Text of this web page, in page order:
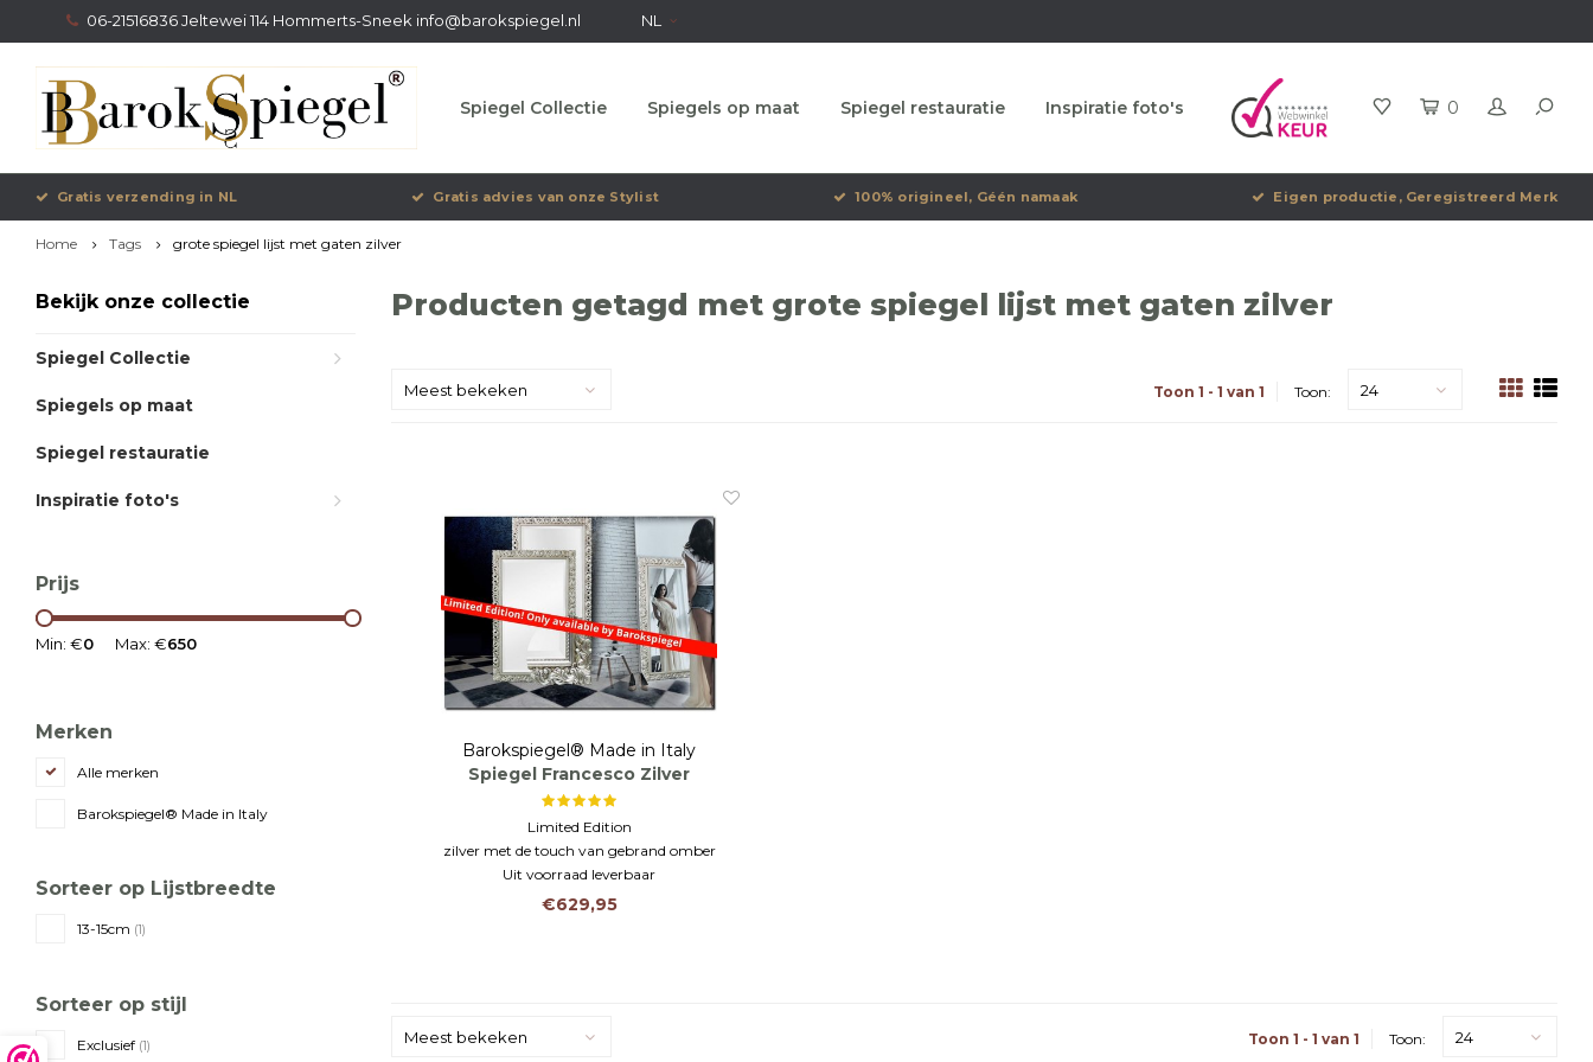
06-21516836 Jeltewei 114 Hommerts-Sneek info@barokspiegel.nl NL
Spiegel Collectie Spiegels op maat Spiegel restauratie Inspiratie foto's 0
Gratis verzending in NL Gratis advies van onze Stylist 100% origineel, Géén namaak Eigen productie, Geregistreerd Merk
Home Tags grote spiegel lijst met gaten zilver
Bekijk onze collectie
Spiegel Collectie
Spiegels op maat
Spiegel restauratie
Inspiratie foto's
Prijs
Min: €0 Max: €650
Merken
Alle merken
Barokspiegel® Made in Italy
Sorteer op Lijstbreedte
13-15cm (1)
Sorteer op stijl
Exclusief (1)
Producten getagd met grote spiegel lijst met gaten zilver
Meest bekeken Toon 1 - 1 van 1 Toon: 24
Barokspiegel® Made in Italy
Spiegel Francesco Zilver
Limited Edition
zilver met de touch van gebrand omber
Uit voorraad leverbaar
€629,95
Meest bekeken Toon 1 - 1 van 1 Toon: 24